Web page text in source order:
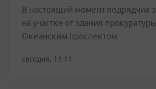
В настоящий момент подрядчик
на участке от здания
Океанским проспектом
сегодня, 11:11